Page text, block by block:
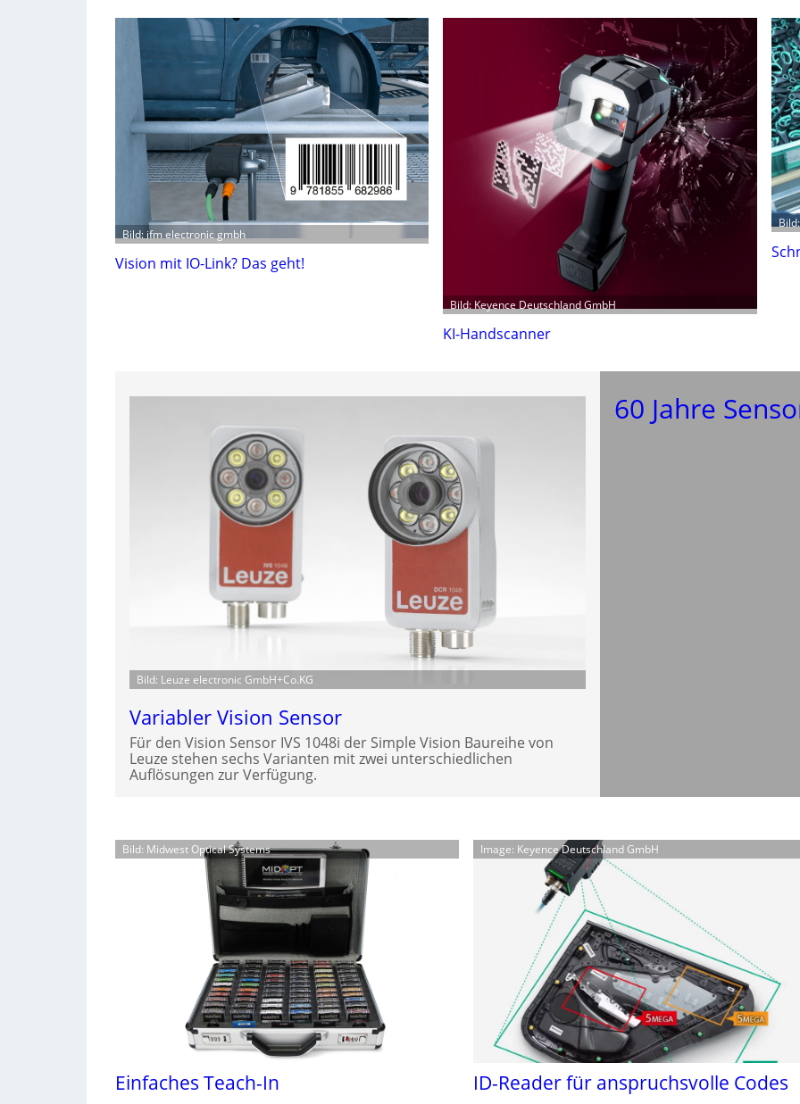
Bild: ifm electronic gmbh
Vision mit IO-Link? Das geht!
Bild: Keyence Deutschland GmbH
KI-Handscanner
Bild: Leuze electronic GmbH+Co.KG
Variabler Vision Sensor
Für den Vision Sensor IVS 1048i der Simple Vision Baureihe von
Leuze stehen sechs Varianten mit zwei unterschiedlichen
Auflösungen zur Verfügung.
60 Jahre
Bild: Midwest Optical Systems
Einfaches Teach-In
Image: Keyence Deutschland GmbH
ID-Reader für anspruchsvolle Codes